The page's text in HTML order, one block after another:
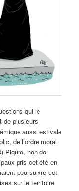
qui le
de plusieurs
aussi estivale
de l’ordre moral
).Piqûre, non de
pris cet été en
poursuivre cet
sur le territoire